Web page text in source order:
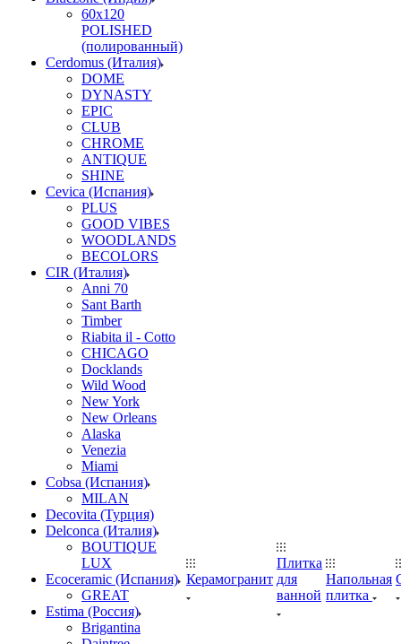
60х120
POLISHED
(полированный)
Cerdomus (Италия)
DOME
DYNASTY
EPIC
CLUB
CHROME
ANTIQUE
SHINE
Cevica (Испания)
PLUS
GOOD VIBES
WOODLANDS
BECOLORS
CIR (Италия)
Anni 70
Sant Barth
Timber
Riabita il - Cotto
CHICAGO
Docklands
Wild Wood
New York
New Orleans
Alaska
Venezia
Miami
Cobsa (Испания)
MILAN
Decovita (Турция)
Delconca (Италия)
BOUTIQUE
LUX
Ecoceramic (Испания)
GREAT
Estima (Россия)
Brigantina
Керамогранит
Плитка
для
ванной
Напольная
плитка